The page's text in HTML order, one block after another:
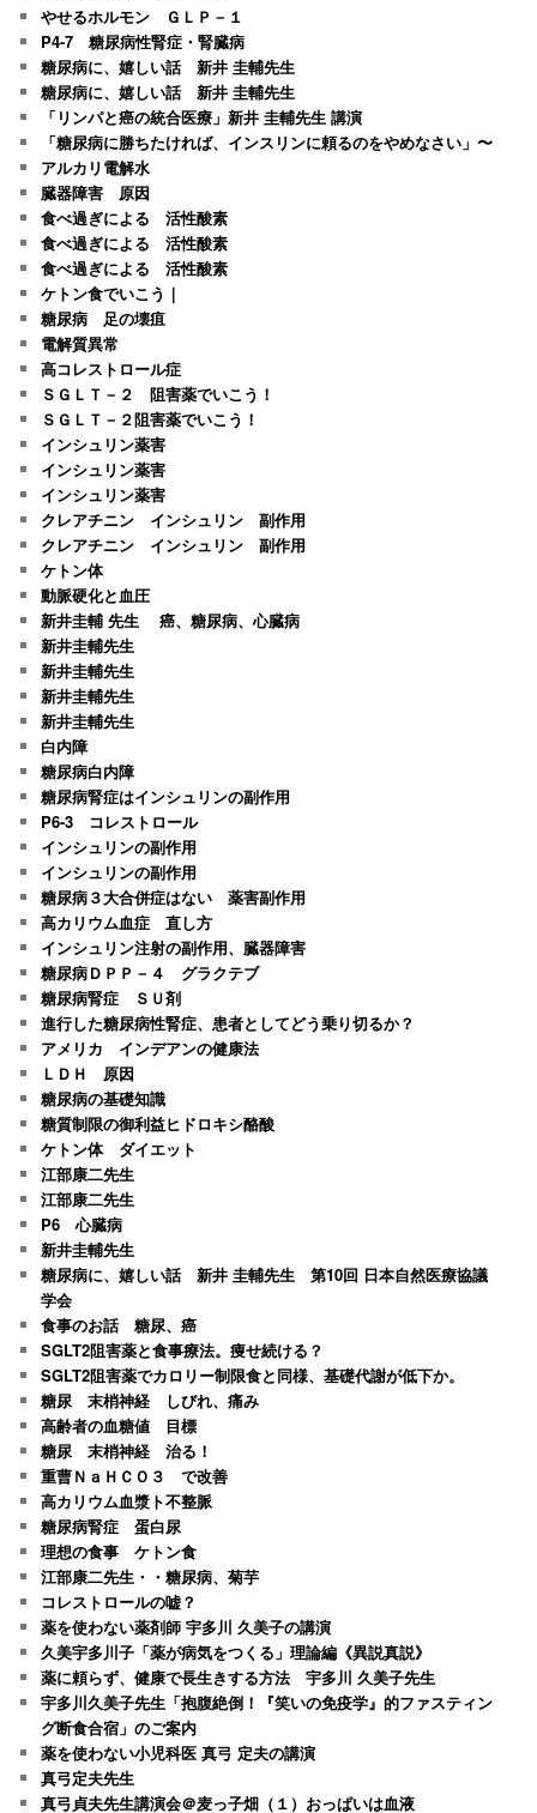
やせるホルモン ＧＬＰ－１
P4-7 糖尿病性腎症・腎臓病
糖尿病に、嬉しい話 新井 圭輔先生
糖尿病に、嬉しい話 新井 圭輔先生
「リンパと癌の統合医療」新井 圭輔先生 講演
「糖尿病に勝ちたければ、インスリンに頼るのをやめなさい」〜
アルカリ電解水
臓器障害 原因
食べ過ぎによる 活性酸素
食べ過ぎによる 活性酸素
食べ過ぎによる 活性酸素
ケトン食でいこう｜
糖尿病 足の壊疽
電解質異常
高コレストロール症
ＳＧＬＴ－２ 阻害薬でいこう！
ＳＧＬＴ－２阻害薬でいこう！
インシュリン薬害
インシュリン薬害
インシュリン薬害
クレアチニン インシュリン 副作用
クレアチニン インシュリン 副作用
ケトン体
動脈硬化と血圧
新井圭輔 先生 癌、糖尿病、心臓病
新井圭輔先生
新井圭輔先生
新井圭輔先生
新井圭輔先生
白内障
糖尿病白内障
糖尿病腎症はインシュリンの副作用
P6-3 コレストロール
インシュリンの副作用
インシュリンの副作用
糖尿病３大合併症はない 薬害副作用
高カリウム血症 直し方
インシュリン注射の副作用、臓器障害
糖尿病ＤＰＰ－４ グラクテブ
糖尿病腎症 ＳＵ剤
進行した糖尿病性腎症、患者としてどう乗り切るか？
アメリカ インデアンの健康法
ＬＤＨ 原因
糖尿病の基礎知識
糖質制限の御利益ヒドロキシ酪酸
ケトン体 ダイエット
江部康二先生
江部康二先生
P6 心臓病
新井圭輔先生
糖尿病に、嬉しい話 新井 圭輔先生 第10回 日本自然医療協議
学会
食事のお話 糖尿、癌
SGLT2阻害薬と食事療法。痩せ続ける？
SGLT2阻害薬でカロリー制限食と同様、基礎代謝が低下か。
糖尿 末梢神経 しびれ、痛み
高齢者の血糖値 目標
糖尿 末梢神経 治る！
重曹ＮａＨＣＯ３ で改善
高カリウム血漿ト不整脈
糖尿病腎症 蛋白尿
理想の食事 ケトン食
江部康二先生・・糖尿病、菊芋
コレストロールの嘘？
薬を使わない薬剤師 宇多川 久美子の講演
久美宇多川子「薬が病気をつくる」理論編《異説真説》
薬に頼らず、健康で長生きする方法 宇多川 久美子先生
宇多川久美子先生「抱腹絶倒！『笑いの免疫学』的ファスティン
グ断食合宿」のご案内
薬を使わない小児科医 真弓 定夫の講演
真弓定夫先生
真弓貞夫先生講演会＠麦っ子畑（１）おっぱいは血液